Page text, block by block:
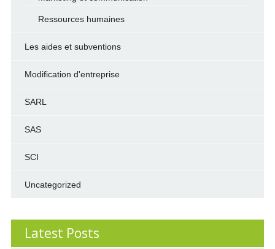
Ressources humaines
Les aides et subventions
Modification d'entreprise
SARL
SAS
SCI
Uncategorized
Latest Posts